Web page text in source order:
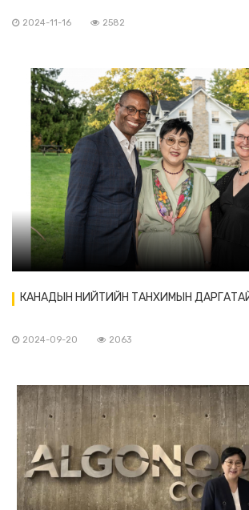
2024-11-16 2582
КАНАДЫН НИЙТИЙН ТАНХИМЫН
2024-09-20 2063